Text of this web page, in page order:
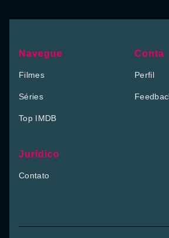
Navegue
Filmes
Séries
Top IMDB
Conta
Perfil
Jurídico
Contato